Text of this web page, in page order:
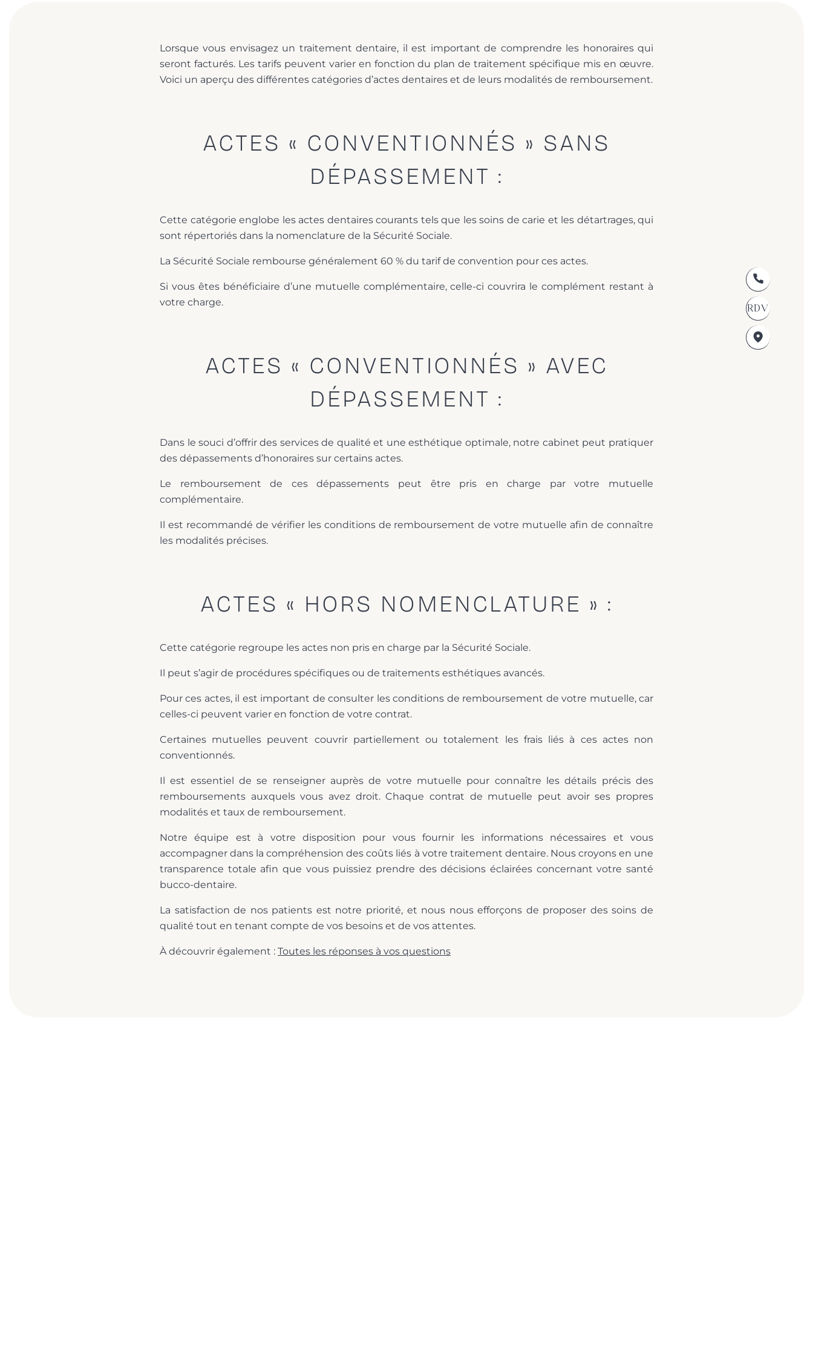
RDV
Lorsque vous envisagez un traitement dentaire, il est important de comprendre les honoraires qui
seront facturés. Les tarifs peuvent varier en fonction du plan de traitement spécifique mis en œuvre.
Voici un aperçu des différentes catégories d’actes dentaires et de leurs modalités de remboursement.
ACTES « CONVENTIONNÉS » SANS
DÉPASSEMENT :
Cette catégorie englobe les actes dentaires courants tels que les soins de carie et les détartrages, qui
sont répertoriés dans la nomenclature de la Sécurité Sociale.
La Sécurité Sociale rembourse généralement 60 % du tarif de convention pour ces actes.
Si vous êtes bénéficiaire d’une mutuelle complémentaire, celle-ci couvrira le complément restant à
votre charge.
ACTES « CONVENTIONNÉS » AVEC
DÉPASSEMENT :
Dans le souci d’offrir des services de qualité et une esthétique optimale, notre cabinet peut pratiquer
des dépassements d’honoraires sur certains actes.
Le remboursement de ces dépassements peut être pris en charge par votre mutuelle
complémentaire.
Il est recommandé de vérifier les conditions de remboursement de votre mutuelle afin de connaître
les modalités précises.
ACTES « HORS NOMENCLATURE » :
Cette catégorie regroupe les actes non pris en charge par la Sécurité Sociale.
Il peut s’agir de procédures spécifiques ou de traitements esthétiques avancés.
Pour ces actes, il est important de consulter les conditions de remboursement de votre mutuelle, car
celles-ci peuvent varier en fonction de votre contrat.
Certaines mutuelles peuvent couvrir partiellement ou totalement les frais liés à ces actes non
conventionnés.
Il est essentiel de se renseigner auprès de votre mutuelle pour connaître les détails précis des
remboursements auxquels vous avez droit. Chaque contrat de mutuelle peut avoir ses propres
modalités et taux de remboursement.
Notre équipe est à votre disposition pour vous fournir les informations nécessaires et vous
accompagner dans la compréhension des coûts liés à votre traitement dentaire. Nous croyons en une
transparence totale afin que vous puissiez prendre des décisions éclairées concernant votre santé
bucco-dentaire.
La satisfaction de nos patients est notre priorité, et nous nous efforçons de proposer des soins de
qualité tout en tenant compte de vos besoins et de vos attentes.
À découvrir également : Toutes les réponses à vos questions